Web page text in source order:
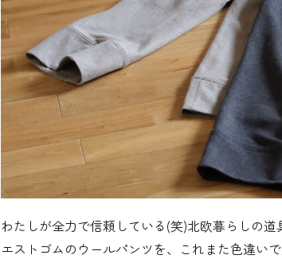
わたしが全力で信頼している(笑)北欧暮らしの
エストゴムのウールパンツを、これまた色違いで